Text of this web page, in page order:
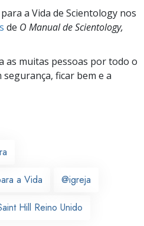
a Vida de Scientology nos
de O Manual de Scientology,
as muitas pessoas por todo o
ficar bem e a
a Vida @igreja
Hill Reino Unido